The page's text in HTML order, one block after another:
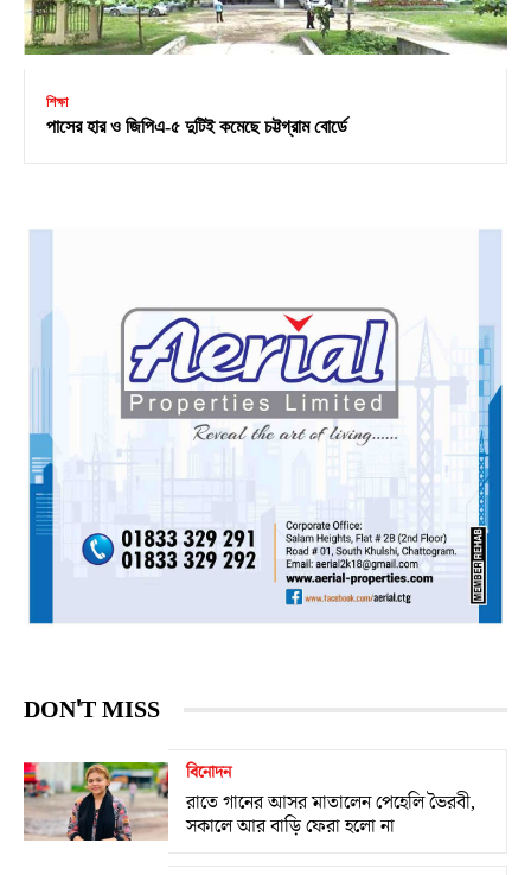
শিক্ষা
পাসের হার ও জিপিএ-৫ দুটিই কমেছে চট্টগ্রাম বোর্ডে
DON'T MISS
বিনোদন
রাতে গানের আসর মাতালেন পেহেলি ভৈরবী,
সকালে আর বাড়ি ফেরা হলো না